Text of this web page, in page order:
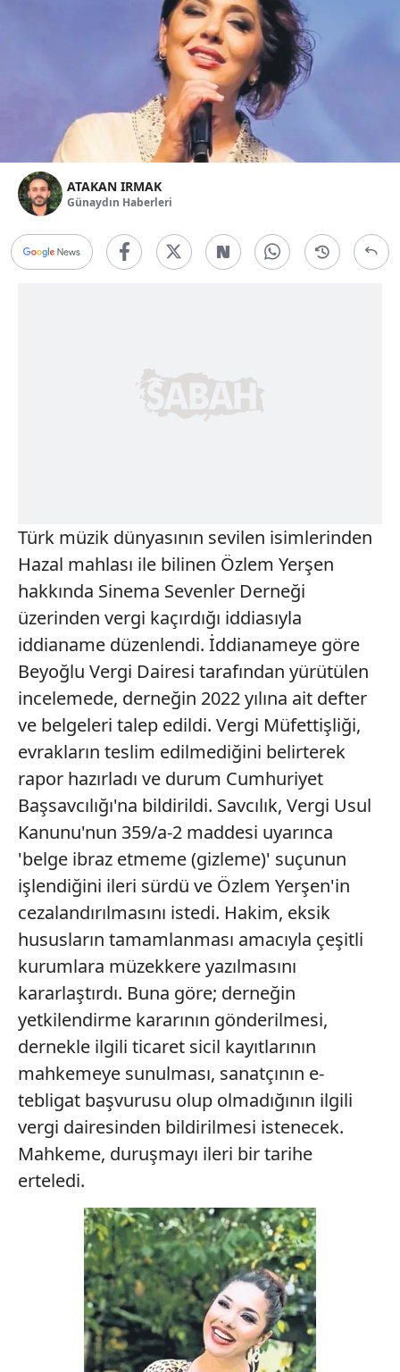
ATAKAN IRMAK
Günaydın Haberleri
Türk müzik dünyasının sevilen isimlerinden
Hazal mahlası ile bilinen Özlem Yerşen
hakkında Sinema Sevenler Derneği
üzerinden vergi kaçırdığı iddiasıyla
iddianame düzenlendi. İddianameye göre
Beyoğlu Vergi Dairesi tarafından yürütülen
incelemede, derneğin 2022 yılına ait defter
ve belgeleri talep edildi. Vergi Müfettişliği,
evrakların teslim edilmediğini belirterek
rapor hazırladı ve durum Cumhuriyet
Başsavcılığı'na bildirildi. Savcılık, Vergi Usul
Kanunu'nun 359/a-2 maddesi uyarınca
'belge ibraz etmeme (gizleme)' suçunun
işlendiğini ileri sürdü ve Özlem Yerşen'in
cezalandırılmasını istedi. Hakim, eksik
hususların tamamlanması amacıyla çeşitli
kurumlara müzekkere yazılmasını
kararlaştırdı. Buna göre; derneğin
yetkilendirme kararının gönderilmesi,
dernekle ilgili ticaret sicil kayıtlarının
mahkemeye sunulması, sanatçının e-
tebligat başvurusu olup olmadığının ilgili
vergi dairesinden bildirilmesi istenecek.
Mahkeme, duruşmayı ileri bir tarihe
erteledi.